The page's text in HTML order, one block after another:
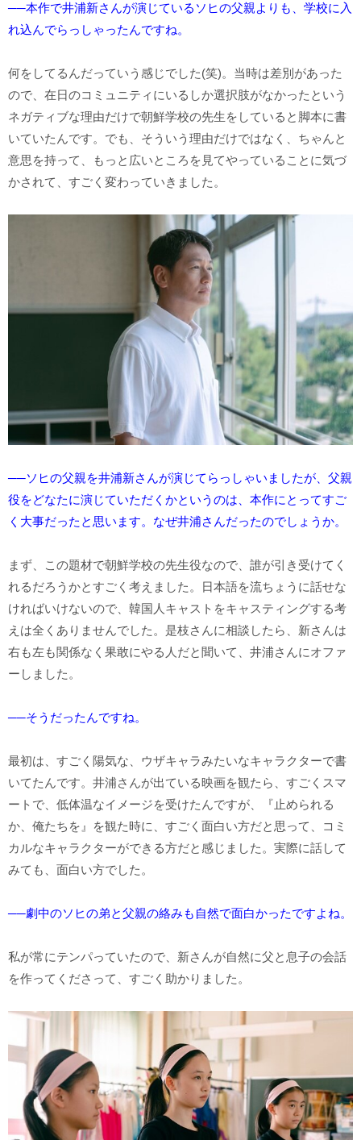
──本作で井浦新さんが演じているソヒの父親よりも、学校に入
れ込んでらっしゃったんですね。
何をしてるんだっていう感じでした(笑)。当時は差別があった
ので、在日のコミュニティにいるしか選択肢がなかったという
ネガティブな理由だけで朝鮮学校の先生をしていると脚本に書
いていたんです。でも、そういう理由だけではなく、ちゃんと
意思を持って、もっと広いところを見てやっていることに気づ
かされて、すごく変わっていきました。
──ソヒの父親を井浦新さんが演じてらっしゃいましたが、父親
役をどなたに演じていただくかというのは、本作にとってすご
く大事だったと思います。なぜ井浦さんだったのでしょうか。
まず、この題材で朝鮮学校の先生役なので、誰が引き受けてく
れるだろうかとすごく考えました。日本語を流ちょうに話せな
ければいけないので、韓国人キャストをキャスティングする考
えは全くありませんでした。是枝さんに相談したら、新さんは
右も左も関係なく果敢にやる人だと聞いて、井浦さんにオファ
ーしました。
──そうだったんですね。
最初は、すごく陽気な、ウザキャラみたいなキャラクターで書
いてたんです。井浦さんが出ている映画を観たら、すごくスマ
ートで、低体温なイメージを受けたんですが、『止められる
か、俺たちを』を観た時に、すごく面白い方だと思って、コミ
カルなキャラクターができる方だと感じました。実際に話して
みても、面白い方でした。
──劇中のソヒの弟と父親の絡みも自然で面白かったですよね。
私が常にテンパっていたので、新さんが自然に父と息子の会話
を作ってくださって、すごく助かりました。